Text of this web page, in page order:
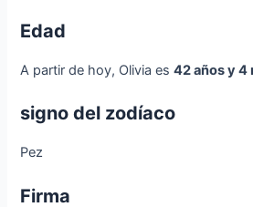
Edad
A partir de hoy, Olivia es42 años y 4
signo del zodíaco
Pez
Firma